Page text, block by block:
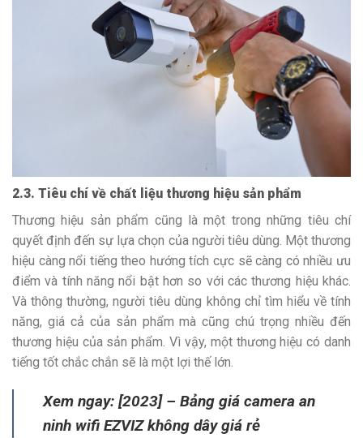
2.3. Tiêu chí về chất liệu thương hiệu sản phẩm
Thương hiệu sản phẩm cũng là một trong những tiêu chí
quyết định đến sự lựa chọn của người tiêu dùng. Một thương
hiệu càng nổi tiếng theo hướng tích cực sẽ càng có nhiều ưu
điểm và tính năng nổi bật hơn so với các thương hiệu khác.
Và thông thường, người tiêu dùng không chỉ tìm hiểu về tính
năng, giá cả của sản phẩm mà cũng chú trọng nhiều đến
thương hiệu của sản phẩm. Vì vậy, một thương hiệu có danh
tiếng tốt chắc chắn sẽ là một lợi thế lớn.
Xem ngay: [2023] – Bảng giá camera an
ninh wifi EZVIZ không dây giá rẻ